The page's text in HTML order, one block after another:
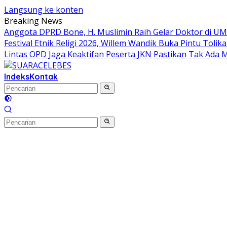
Langsung ke konten
Breaking News
Anggota DPRD Bone, H. Muslimin Raih Gelar Doktor di
Festival Etnik Religi 2026, Willem Wandik Buka Pintu
Lintas OPD Jaga Keaktifan Peserta JKN Pastikan Tak Ada
IndeksKontak